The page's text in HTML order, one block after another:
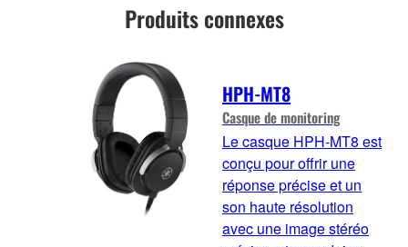
Produits connexes
HPH-MT8
Casque de monitoring
Le casque HPH-MT8 est
conçu pour offrir une
réponse précise et un
son haute résolution
avec une image stéréo